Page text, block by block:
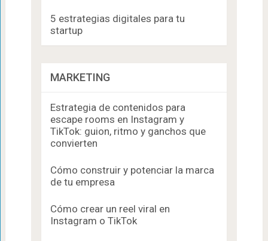
5 estrategias digitales para tu
startup
MARKETING
Estrategia de contenidos para
escape rooms en Instagram y
TikTok: guion, ritmo y ganchos que
convierten
Cómo construir y potenciar la marca
de tu empresa
Cómo crear un reel viral en
Instagram o TikTok